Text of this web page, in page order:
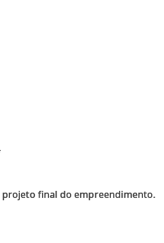
final do empreendimento.